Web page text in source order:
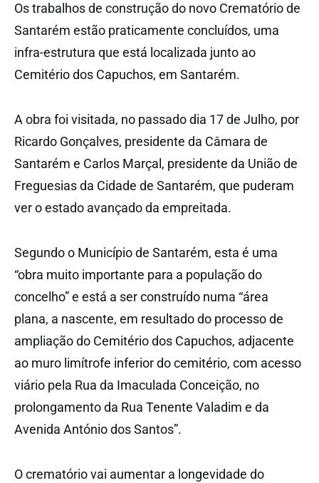
Os trabalhos de construção do novo Crematório de
Santarém estão praticamente concluídos, uma
infra-estrutura que está localizada junto ao
Cemitério dos Capuchos, em Santarém.
A obra foi visitada, no passado dia 17 de Julho, por
Ricardo Gonçalves, presidente da Câmara de
Santarém e Carlos Marçal, presidente da União de
Freguesias da Cidade de Santarém, que puderam
ver o estado avançado da empreitada.
Segundo o Município de Santarém, esta é uma
“obra muito importante para a população do
concelho” e está a ser construído numa “área
plana, a nascente, em resultado do processo de
ampliação do Cemitério dos Capuchos, adjacente
ao muro limítrofe inferior do cemitério, com acesso
viário pela Rua da Imaculada Conceição, no
prolongamento da Rua Tenente Valadim e da
Avenida António dos Santos”.
O crematório vai aumentar a longevidade do